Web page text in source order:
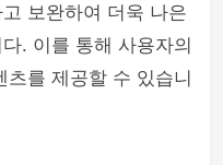
보완하여 더욱 나은
. 이를 통해 사용자의
를 제공할 수 있습니